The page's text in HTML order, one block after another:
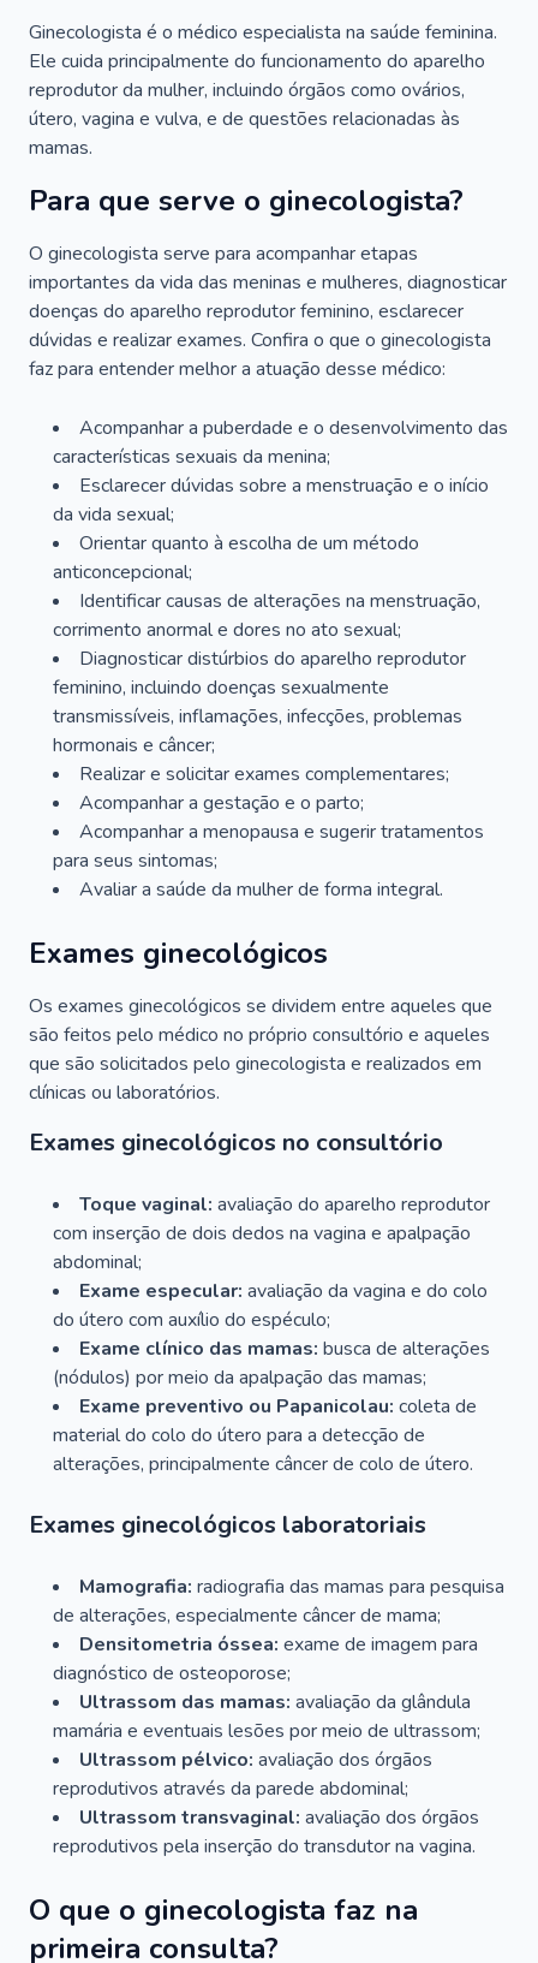
Ginecologista é o médico especialista na saúde feminina.
Ele cuida principalmente do funcionamento do aparelho
reprodutor da mulher, incluindo órgãos como ovários,
útero, vagina e vulva, e de questões relacionadas às
mamas.
Para que serve o ginecologista?
O ginecologista serve para acompanhar etapas
importantes da vida das meninas e mulheres, diagnosticar
doenças do aparelho reprodutor feminino, esclarecer
dúvidas e realizar exames. Confira o que o ginecologista
faz para entender melhor a atuação desse médico:
Acompanhar a puberdade e o desenvolvimento das
características sexuais da menina;
Esclarecer dúvidas sobre a menstruação e o início
da vida sexual;
Orientar quanto à escolha de um método
anticoncepcional;
Identificar causas de alterações na menstruação,
corrimento anormal e dores no ato sexual;
Diagnosticar distúrbios do aparelho reprodutor
feminino, incluindo doenças sexualmente
transmissíveis, inflamações, infecções, problemas
hormonais e câncer;
Realizar e solicitar exames complementares;
Acompanhar a gestação e o parto;
Acompanhar a menopausa e sugerir tratamentos
para seus sintomas;
Avaliar a saúde da mulher de forma integral.
Exames ginecológicos
Os exames ginecológicos se dividem entre aqueles que
são feitos pelo médico no próprio consultório e aqueles
que são solicitados pelo ginecologista e realizados em
clínicas ou laboratórios.
Exames ginecológicos no consultório
Toque vaginal: avaliação do aparelho reprodutor
com inserção de dois dedos na vagina e apalpação
abdominal;
Exame especular: avaliação da vagina e do colo
do útero com auxílio do espéculo;
Exame clínico das mamas: busca de alterações
(nódulos) por meio da apalpação das mamas;
Exame preventivo ou Papanicolau: coleta de
material do colo do útero para a detecção de
alterações, principalmente câncer de colo de útero.
Exames ginecológicos laboratoriais
Mamografia: radiografia das mamas para pesquisa
de alterações, especialmente câncer de mama;
Densitometria óssea: exame de imagem para
diagnóstico de osteoporose;
Ultrassom das mamas: avaliação da glândula
mamária e eventuais lesões por meio de ultrassom;
Ultrassom pélvico: avaliação dos órgãos
reprodutivos através da parede abdominal;
Ultrassom transvaginal: avaliação dos órgãos
reprodutivos pela inserção do transdutor na vagina.
O que o ginecologista faz na
primeira consulta?